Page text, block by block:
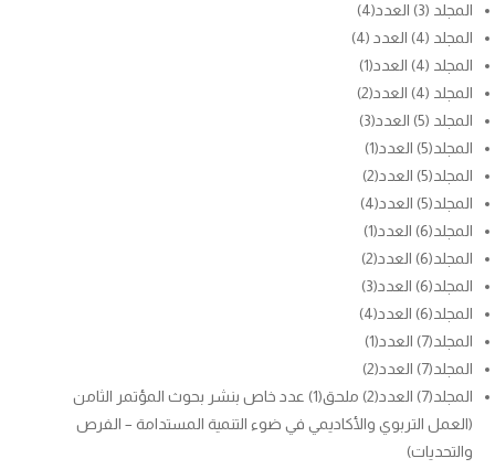
المجلد (3) العدد(4)
المجلد (4) العدد (4)
المجلد (4) العدد(1)
المجلد (4) العدد(2)
المجلد (5) العدد(3)
المجلد(5) العدد(1)
المجلد(5) العدد(2)
المجلد(5) العدد(4)
المجلد(6) العدد(1)
المجلد(6) العدد(2)
المجلد(6) العدد(3)
المجلد(6) العدد(4)
المجلد(7) العدد(1)
المجلد(7) العدد(2)
المجلد(7) العدد(2) ملحق(1) عدد خاص بنشر بحوث المؤتمر الثامن
(العمل التربوي والأكاديمي في ضوء التنمية المستدامة – الفرص
والتحديات)